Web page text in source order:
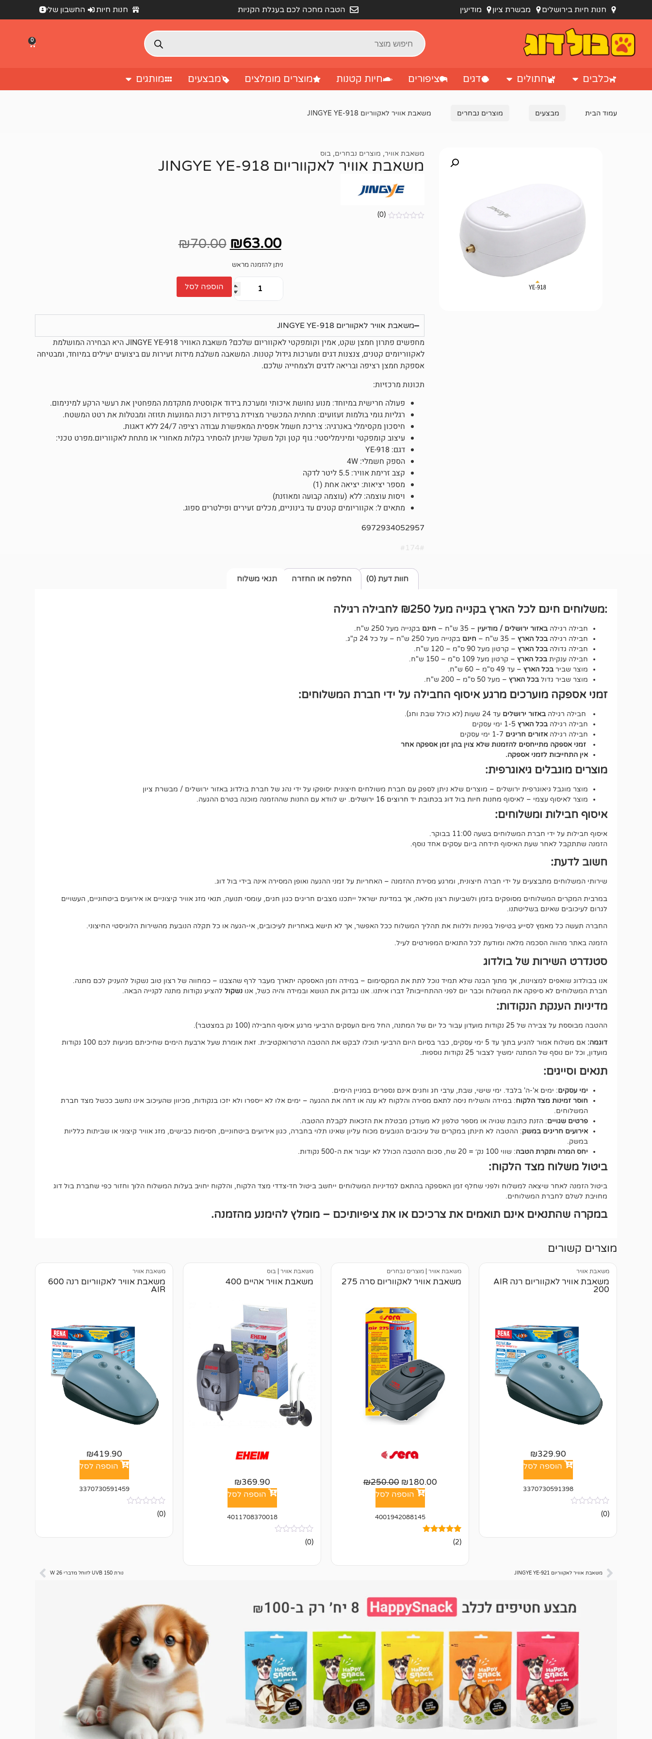
חנות חיות בירושלים מבשרת ציון מודיעין הטבה מחכה לכם בעגלת הקניות חנות חיות החשבון שלי
0
כלבים חתולים דגים ציפורים חיות קטנות מוצרים מומלצים מבצעים מותגים
עמוד הבית מבצעים מוצרים נבחרים משאבת אוויר לאקווריום JINGYE YE-918
משאבת אוויר, מוצרים נבחרים, בוס
משאבת אוויר לאקווריום JINGYE YE-918
(0)
₪63.00
₪70.00
ניתן להזמנה מראש
הוספה לסל
משאבת אוויר לאקווריום JINGYE YE-918
מחפשים פתרון חמצן שקט, אמין וקומפקטי לאקווריום שלכם? משאבת האוויר JINGYE YE-918 היא הבחירה המושלמת
לאקווריומים קטנים, צנצנות דגים ומערכות גידול קטנות. המשאבה משלבת מידות זעירות עם ביצועים יעילים במיוחד, ומבטיחה
אספקת חמצן רציפה ובריאה לדגים ולצמחייה שלכם.
תכונות מרכזיות:
פעולה חרישית במיוחד: מנוע נחושת איכותי ומערכת בידוד אקוסטית מתקדמת המפחטין את רעשי הרקע למינימום.
רגליות גומי בולמות זעזועים: תחתית המכשיר מצוידת ברפידות רכות המונעות תזוזה ומבטלות את רטט המשטח.
חיסכון מקסימלי באנרגיה: צריכת חשמל אפסית המאפשרת עבודה רציפה 24/7 ללא דאגות.
עיצוב קומפקטי ומינימליסטי: גוף קטן וקל משקל שניתן להסתיר בקלות מאחורי או מתחת לאקווריום.מפרט טכני:
דגם: YE-918
הספק חשמלי: 4W
קצב זרימת אוויר: 5.5 ליטר לדקה
מספר יציאות: יציאה אחת (1)
ויסות עוצמה: ללא (עוצמה קבועה ומאוזנת)
מתאים ל: אקווריומים קטנים עד בינוניים, מכלים זעירים ופילטרים ספוג.
6972934052957
#174#
תנאי משלוח חוות דעת (0) החלפה או החזרה
:משלוחים חינם לכל הארץ בקנייה מעל ₪250 לחבילה רגילה
חבילה רגילה באזור ירושלים / מודיעין – 35 ש"ח – חינם בקנייה מעל 250 ש"ח.
חבילה רגילה בכל הארץ – 35 ש"ח – חינם בקנייה מעל 250 ש"ח – על כל 24 ק"ג.
חבילה גדולה בכל הארץ – קרטון מעל 90 ס"מ – 120 ש"ח.
חבילה ענקית בכל הארץ – קרטון מעל 109 ס"מ – 150 ש"ח.
מוצר שביר בכל הארץ – עד 49 ס"מ – 60 ש"ח.
מוצר שביר גדול בכל הארץ – מעל 50 ס"מ – 200 ש"ח.
זמני אספקה מוערכים מרגע איסוף החבילה על ידי חברת המשלוחים:
חבילה רגילה באזור ירושלים עד 24 שעות (לא כולל שבת וחג).
חבילה רגילה בכל הארץ
חבילה רגילה אזורים חריגים
זמני אספקה מתייחסים להזמנות שלא צוין בהן זמן אספקה אחר
אין התחייבות לזמני אספקה.
מוצרים מוגבלים גיאוגרפית:
מוצר מוגבל גיאוגרפית ירושלים – מוצרים שלא ניתן לספק עם חברת משולחים חיצונית יסופקו על ידי נהג של חברת בולדוג באזור ירושלים / מבשרת ציון
מוצר לאיסוף עצמי – לאיסוף מחנות חיות בול דוג בכתובת יד חרוצים 16 ירושלים . יש לוודא עם החנות שההזמנה מוכנה בטרם ההגעה.
איסוף חבילות ומשלוחים:
איסוף חבילות על ידי חברת המשלוחים בשעה 11:00 בבוקר.
הזמנה שתתקבל לאחר שעת האיסוף תידחה ביום עסקים אחד נוסף.
חשוב לדעת:
שירותי המשלוחים מתבצעים על ידי חברה חיצונית, ומרגע מסירת ההזמנה – האחריות על זמני ההגעה ואופן המסירה אינה בידי בול דוג.
במרבית המקרים המשלוחים מסופקים בזמן ולשביעות רצון מלאה, אך במדינת ישראל ייתכנו מצבים חריגים כגון חגים, עומסי תנועה, תנאי מזג אוויר קיצוניים או אירועים ביטחוניים, העשויים
לגרום לעיכובים שאינם בשליטתנו.
החברה תעשה כל מאמץ לסייע בטיפול בפניות וללוות את תהליך המשלוח ככל האפשר, אך לא תישא באחריות לעיכובים, אי-הגעה או כל תקלה הנובעת מהשירות הלוגיסטי החיצוני.
הזמנה באתר מהווה הסכמה מלאה ומודעת לכל התנאים המפורטים לעיל.
סטנדרט השירות של בולדוג
אנו בבולדוג שואפים למצוינות, אך מתוך הבנה שלא תמיד נוכל לתת את המקסימום – במידה וזמן האספקה יתארך מעבר לרף שהצבנו – כמחווה של רצון טוב נשקול להעניק לכם מתנה.
חברת המשלוחים לא סיפקה את המשלוח וכבר יום לפני ההתחייבות? דברו איתנו. אנו נבדוק את הנושא ובמידה והיה כשל, אנו נשקול להציע נקודות מתנה לקנייה הבאה.
מדיניות הענקת הנקודות:
ההטבה מבוססת על צבירה של 25 נקודות מועדון עבור כל יום של המתנה, החל מיום העסקים הרביעי מרגע איסוף החבילה (100 נק במצטבר).
דוגמה:
אם משלוח אמור להגיע בתוך עד 5 ימי עסקים, כבר בסיום היום הרביעי תוכלו לבקש את ההטבה הרטרואקטיבית. זאת אומרת שעל ארבעת הימים שחיכיתם מגיעות לכם 100 נקודות
מועדון, וכל יום נוסף של המתנה ימשיך לצבור 25 נקודות נוספות.
תנאים וסייגים:
ימי עסקים: ימים א'-ה' בלבד. ימי שישי, שבת, ערבי חג וחגים אינם נספרים במניין הימים.
חוסר זמינות מצד הלקוח: במידה והשליח ניסה לתאם מסירה והלקוח לא ענה או דחה את ההגעה – ימים אלו לא ייספרו ולא יזכו בנקודות, מכיוון שהעיכוב אינו נחשב ככשל מצד חברת
המשלוחים.
פרטים שגויים: הזנת כתובת שגויה או מספר טלפון לא מעודכן מבטלת את הזכאות לקבלת ההטבה.
אירועים חריגים במשק: ההטבה לא תינתן במקרים של עיכובים הנובעים מכוח עליון שאינו תלוי בחברה, כגון אירועים ביטחוניים, חסימות כבישים, מזג אוויר קיצוני או שביתות כלליות
במשק.
יחס המרה ותקרת הטבה: שווי 100 נק׳ = 20 שח, סכום ההטבה הכולל לא יעבור את ה-500 נקודות.
ביטול משלוח מצד הלקוח:
ביטול הזמנה לאחר שיצאה למשלוח ולפני שחלף זמן האספקה בהתאם למדיניות המשלוחים ייחשב ביטול חד-צדדי מצד הלקוח, והלקוח יחויב בעלות המשלוח הלוך וחזור כפי שחברת בול דוג
מחויבת לשלם לחברת המשלוחים.
במקרה שהתנאים אינם תואמים את צרכיכם או את ציפיותיכם – מומלץ להימנע מהזמנה.
מוצרים קשורים
משאבת אוויר
משאבת אוויר לאקווריום רנה AIR
200
₪329.90
הוספה לסל
3370730591398
אין
ביקורות
(0)
משאבת אוויר מוצרים נבחרים
משאבת אוויר לאקווריום סרה 275
₪180.00
₪250.00
הוספה לסל
4001942088145
מדורגים
5.00
2(2)
משאבת אוויר בוס
משאבת אוויר אהיים 400
₪369.90
הוספה לסל
4011708370018
אין
ביקורות
(0)
משאבת אוויר
משאבת אוויר לאקווריום רנה 600
AIR
₪419.90
הוספה לסל
3370730591459
אין
ביקורות
(0)
משאבת אוויר לאקווריום JINGYE YE-921 נורת UVB 150 לזוחל מדברי 26 W